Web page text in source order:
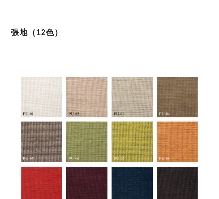
張地（12色）